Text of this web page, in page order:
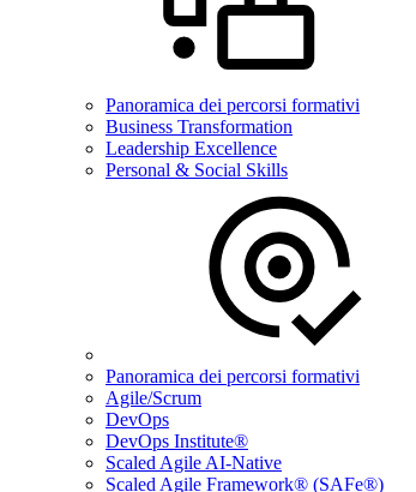
Panoramica dei percorsi formativi
Business Transformation
Leadership Excellence
Personal & Social Skills
Panoramica dei percorsi formativi
Agile/Scrum
DevOps
DevOps Institute®
Scaled Agile AI-Native
Scaled Agile Framework® (SAFe®)